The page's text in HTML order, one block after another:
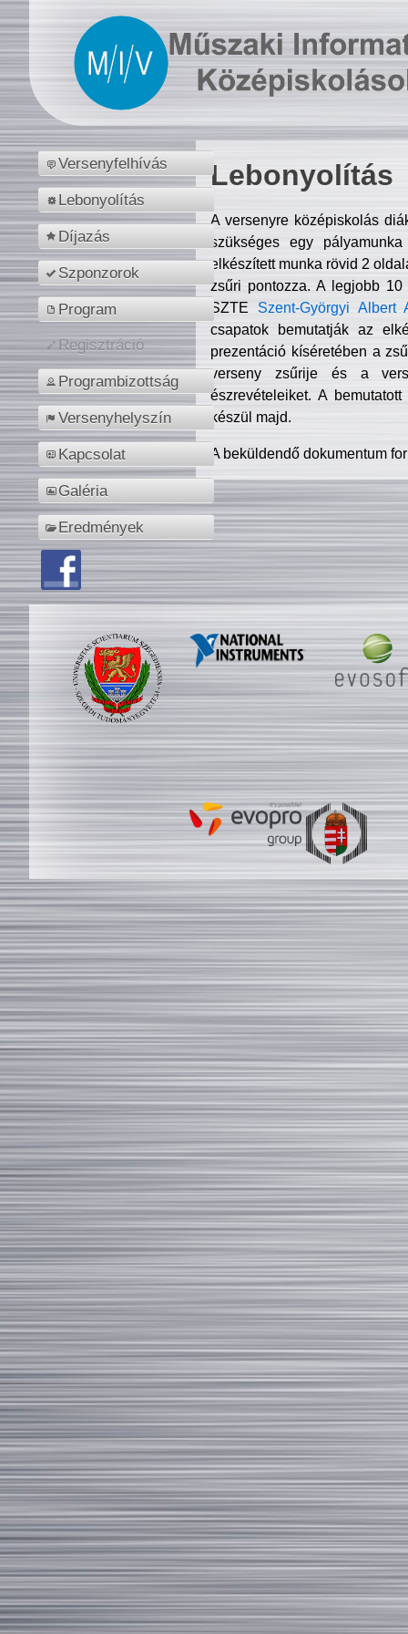
Versenyfelhívás
Lebonyolítás
Díjazás
Szponzorok
Program
Regisztráció
Programbizottság
Versenyhelyszín
Kapcsolat
Galéria
Eredmények
Lebonyolítás
A versenyre középiskolás
szükséges egy
elkészített munka rövid 2
zsűri pontozza. A legjobb
SZTE Szent-Györgyi Albert
csapatok bemutatják az
prezentáció kíséretében a
verseny zsűrije és a
észrevételeiket. A
készül majd.
A beküldendő dokumentum